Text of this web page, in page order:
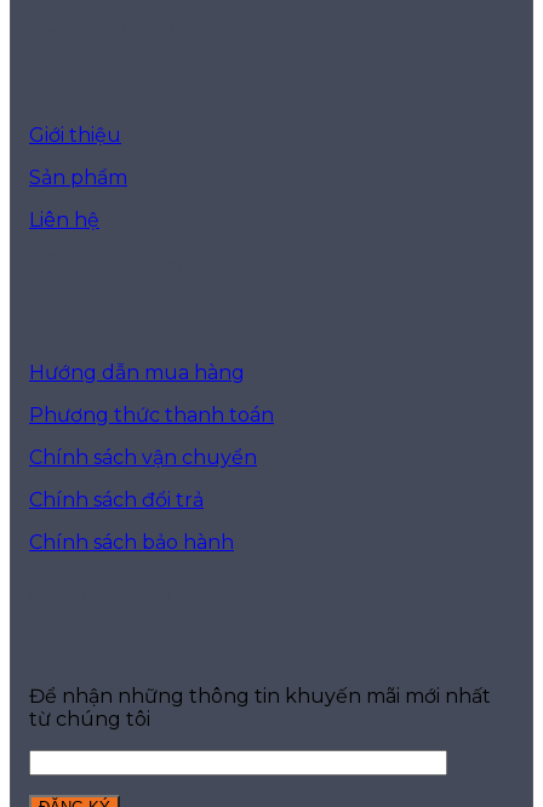
Giới thiệu
Sản phẩm
Liên hệ
Hướng dẫn mua hàng
Phương thức thanh toán
Chính sách vận chuyển
Chính sách đổi trả
Chính sách bảo hành
Để nhận những thông tin khuyến mãi mới nhất
từ chúng tôi